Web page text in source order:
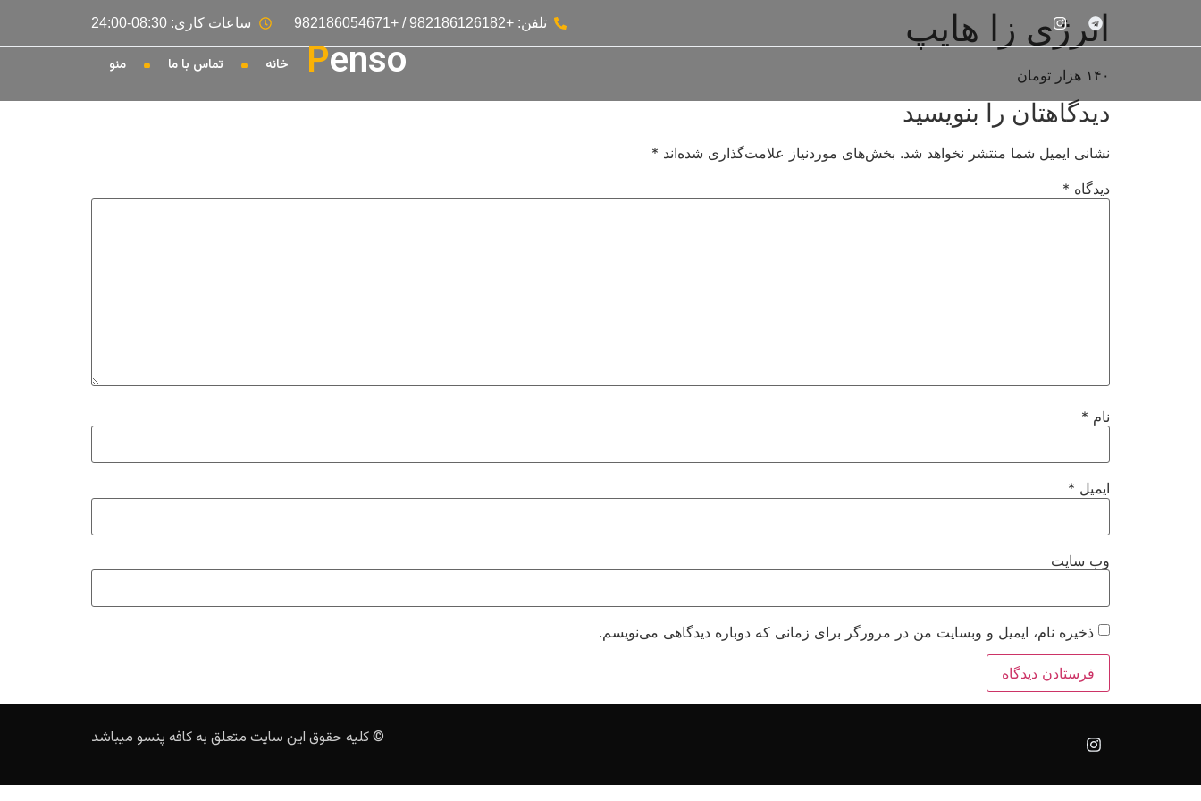
تلفن: +982186126182 / +982186054671 ساعات کاری: 08:30-24:00
خانه تماس با ما منو Penso
انرژی زا هایپ
۱۴۰ هزار تومان
دیدگاهتان را بنویسید
نشانی ایمیل شما منتشر نخواهد شد. بخش‌های موردنیاز علامت‌گذاری شده‌اند *
دیدگاه *
نام *
ایمیل *
وب‌ سایت
ذخیره نام، ایمیل و وبسایت من در مرورگر برای زمانی که دوباره دیدگاهی می‌نویسم.
© کلیه حقوق این سایت متعلق به کافه پنسو میباشد